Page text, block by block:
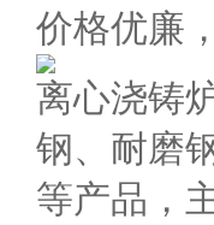
价格优廉
离心浇铸
钢、耐磨
等产品